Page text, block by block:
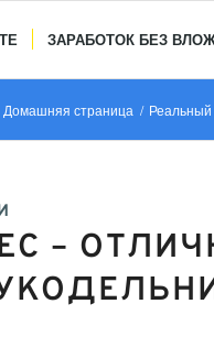
ЗАРАБОТОК БЕЗ
Домашняя страница /
–